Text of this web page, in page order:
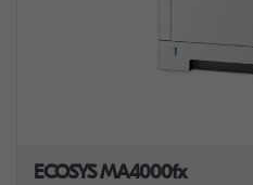
ECOSYS MA4000fx